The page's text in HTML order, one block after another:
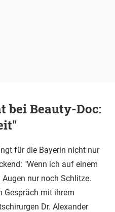
bei Beauty-Doc:
für die Bayerin nicht nur
"Wenn ich auf einem
nur noch Schlitze.
Gespräch mit ihrem
Dr. Alexander